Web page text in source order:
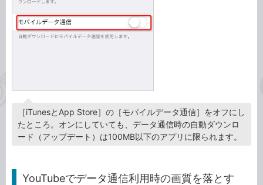
［iTunesとApp Store］の［モバイルデータ通信］をオフにし
たところ。オンにしていても、データ通信時の自動ダウンロ
ード（アップデート）は100MB以下のアプリに限られます。
YouTubeでデータ通信利用時の画質を落とす